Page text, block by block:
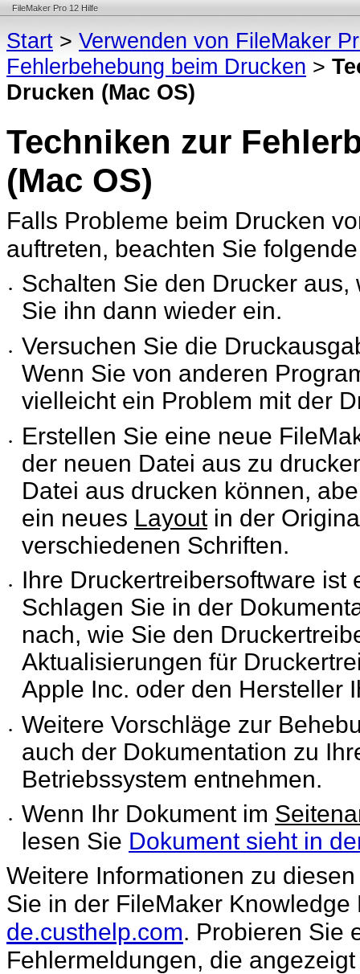
FileMaker Pro 12 Hilfe
Start > Verwenden von FileMaker
Fehlerbehebung beim Drucken >
Drucken (Mac OS)
Techniken zur
(Mac OS)
Falls Probleme beim Drucken
auftreten, beachten Sie
•
Schalten Sie den Drucker
Sie ihn dann wieder ein.
•
Versuchen Sie die
Wenn Sie von anderen
vielleicht ein Problem mit der
•
Erstellen Sie eine neue
der neuen Datei aus zu
Datei aus drucken können,
ein neues Layoutin der
verschiedenen Schriften.
•
Ihre Druckertreibersoftware
Schlagen Sie in der
nach, wie Sie den
Aktualisierungen für
Apple Inc. oder den Hersteller
•
Weitere Vorschläge zur
auch der Dokumentation zu
Betriebssystem entnehmen.
• Wenn Ihr Dokument im
lesen Sie Dokument sieht in
Weitere Informationen zu
Sie in der FileMaker
de.custhelp.com. Probieren Sie
Fehlermeldungen, die